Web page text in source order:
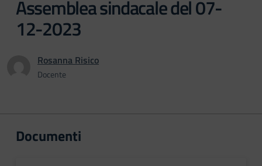
Assemblea sindacale del 07-
12-2023
Rosanna Risico
Docente
Documenti